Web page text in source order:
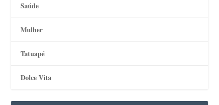
Saúde
Mulher
Tatuapé
Dolce Vita